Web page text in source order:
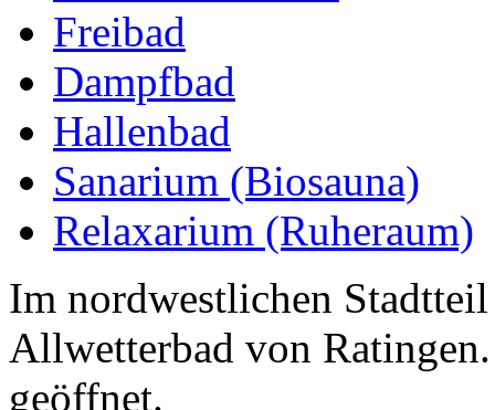
Freibad
Dampfbad
Hallenbad
Sanarium (Biosauna)
Relaxarium (Ruheraum)
Im nordwestlichen
Allwetterbad von
geöffnet.